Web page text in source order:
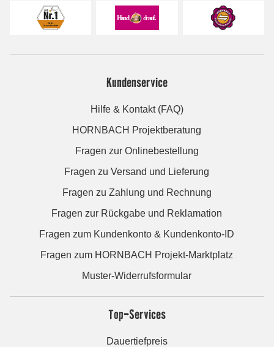
Kundenservice
Hilfe & Kontakt (FAQ)
HORNBACH Projektberatung
Fragen zur Onlinebestellung
Fragen zu Versand und Lieferung
Fragen zu Zahlung und Rechnung
Fragen zur Rückgabe und Reklamation
Fragen zum Kundenkonto & Kundenkonto-ID
Fragen zum HORNBACH Projekt-Marktplatz
Muster-Widerrufsformular
Top-Services
Dauertiefpreis